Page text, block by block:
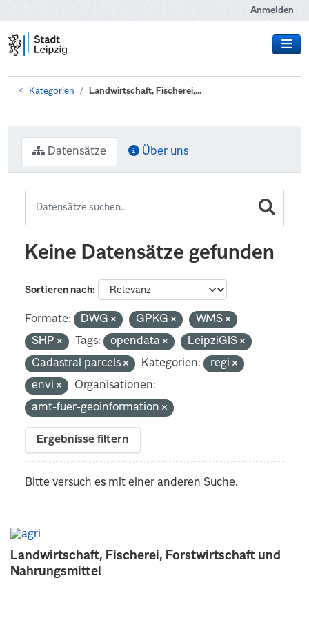
Anmelden
Kategorien Landwirtschaft, Fischerei,...
Landwirtschaft, Fischerei, Forstwirtschaft und
Nahrungsmittel
Datensätze Über uns
Keine Datensätze gefunden
Sortieren nach
Formate: DWG GPKG
WMS
SHP
Tags: opendata
LeipziGIS
Cadastral parcels
Kategorien:
regi
envi
Organisationen:
amt-fuer-geoinformation
Ergebnisse filtern
Bitte versuch es mit einer anderen Suche.